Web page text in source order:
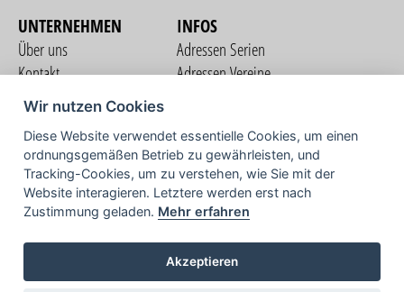
UNTERNEHMEN
Über uns
Kontakt
Nutzungsbedingungen
Datenschutzerklärung
Impressum
INFOS
Adressen Serien
Adressen Vereine
COMMUNITY
TV
Wir nutzen Cookies
Diese Website verwendet essentielle Cookies, um einen
ordnungsgemäßen Betrieb zu gewährleisten, und
Tracking-Cookies, um zu verstehen, wie Sie mit der
Website interagieren. Letztere werden erst nach
Zustimmung geladen. Mehr erfahren
Akzeptieren